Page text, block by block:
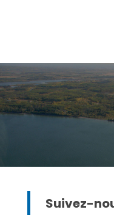
Suivez-